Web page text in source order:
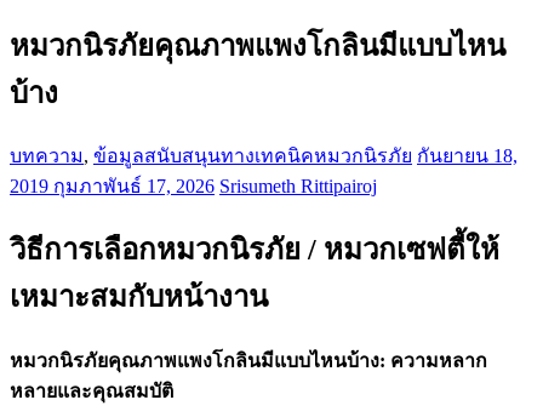
หมวกนิรภัยคุณภาพแพงโกลินมีแบบไหน
บ้าง
บทความ, ข้อมูลสนับสนุนทางเทคนิคหมวกนิรภัย กันยายน 18,
2019 กุมภาพันธ์ 17, 2026 Srisumeth Rittipairoj
วิธีการเลือกหมวกนิรภัย / หมวกเซฟตี้ให้
เหมาะสมกับหน้างาน
หมวกนิรภัยคุณภาพแพงโกลินมีแบบไหนบ้าง: ความหลาก
หลายและคุณสมบัติ